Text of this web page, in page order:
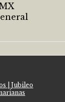
| Jubileo